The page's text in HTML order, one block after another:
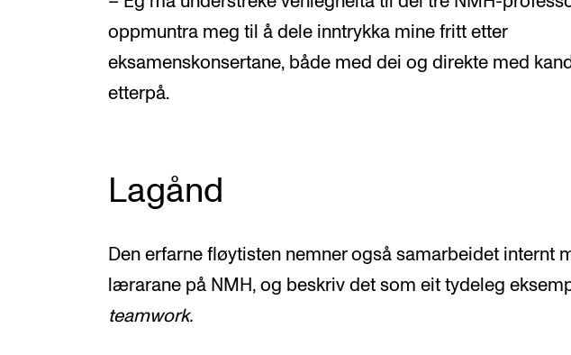
oppmuntra meg til å dele inntrykka mine fritt etter
eksamenskonsertane, både med dei og direkte med
etterpå.
Lagånd
Den erfarne fløytisten nemner også samarbeidet internt
lærarane på NMH, og beskriv det som eit tydeleg
teamwork.